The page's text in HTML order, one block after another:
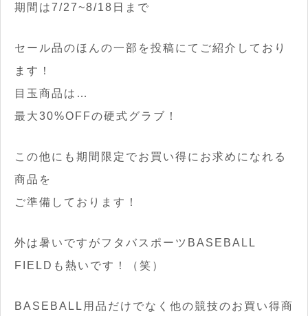
期間は7/27~8/18日まで
セール品のほんの一部を投稿にてご紹介しており
ます！
目玉商品は…
最大30%OFFの硬式グラブ！
この他にも期間限定でお買い得にお求めになれる
商品を
ご準備しております！
外は暑いですがフタバスポーツBASEBALL
FIELDも熱いです！（笑）
BASEBALL用品だけでなく他の競技のお買い得商